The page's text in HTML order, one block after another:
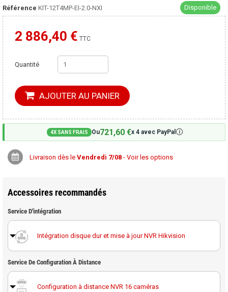
Référence KIT-12T4MP-EI-2.0-NXI Disponible
2 886,40 € TTC
Moins cher ailleurs ?
Quantité
AJOUTER AU PANIER
4X SANS FRAIS Ou721,60 €x 4 avec PayPal🛈
Livraison dès le Vendredi 7/08 - Voir les options
Accessoires recommandés
Service D'intégration
Intégration disque dur et mise à jour NVR Hikvision
Service De Configuration À Distance
Configuration à distance NVR 16 caméras